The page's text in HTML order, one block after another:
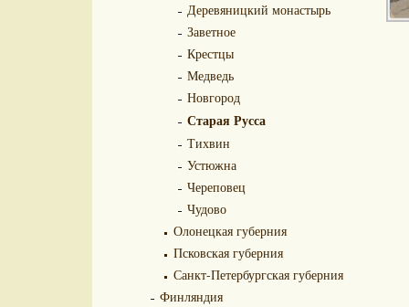
Деревяницкий монастырь
Заветное
Крестцы
Медведь
Новгород
Старая Русса
Тихвин
Устюжна
Череповец
Чудово
Олонецкая губерния
Псковская губерния
Санкт-Петербургская губерния
Финляндия